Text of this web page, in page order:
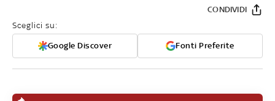
Sceglici su:
Google Discover Fonti Preferite
CONDIVIDI